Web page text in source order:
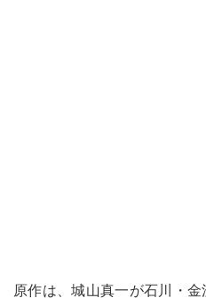
原作は、城山真一が石川・